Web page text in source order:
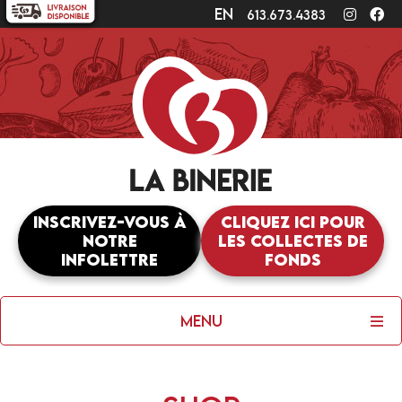
en 613.673.4383
Inscrivez-vous à
notre
infolettre
Cliquez ici pour
les collectes de
fonds
Menu